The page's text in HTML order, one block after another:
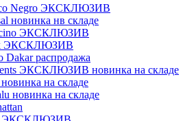
Negro ЭКСКЛЮЗИВ
новинка нв складе
ЭКСКЛЮЗИВ
ЭКСКЛЮЗИВ
Dakar распродажа
ЭКСКЛЮЗИВ новинка на складе
на складе
новинка на складе